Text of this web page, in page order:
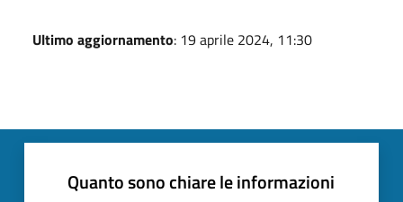
Ultimo aggiornamento: 19 aprile 2024, 11:30
Quanto sono chiare le informazioni